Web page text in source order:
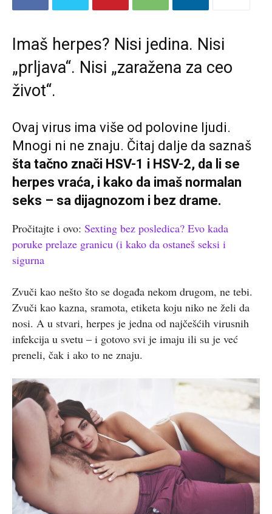
Imaš herpes? Nisi jedina. Nisi
„prljava“. Nisi „zaražena za ceo
život“.
Ovaj virus ima više od polovine ljudi.
Mnogi ni ne znaju. Čitaj dalje da saznaš
šta tačno znači HSV-1 i HSV-2, da li se
herpes vraća, i kako da imaš normalan
seks – sa dijagnozom i bez drame.
Pročitajte i ovo: Sexting bez posledica? Evo kada
poruke prelaze granicu (i kako da ostaneš seksi i
sigurna
Zvuči kao nešto što se događa nekom drugom, ne tebi.
Zvuči kao kazna, sramota, etiketa koju niko ne želi da
nosi. A u stvari, herpes je jedna od najčešćih virusnih
infekcija u svetu – i gotovo svi je imaju ili su je već
preneli, čak i ako to ne znaju.